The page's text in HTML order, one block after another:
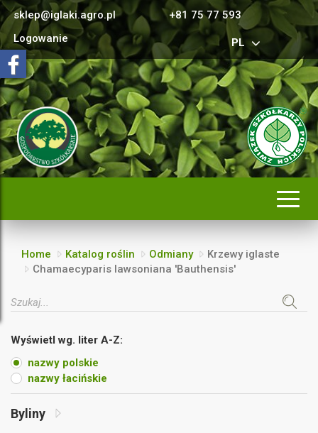
sklep@iglaki.agro.pl
+81 75 77 593
Logowanie
PL
Home Katalog roślin Odmiany
Krzewy iglaste
Chamaecyparis lawsoniana 'Bauthensis'
Wyświetl wg. liter A-Z:
nazwy polskie
nazwy łacińskie
Byliny